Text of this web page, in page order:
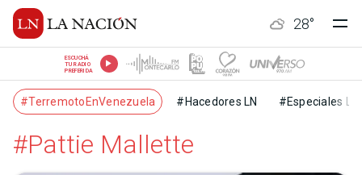
28°
ESCUCHÁ
TU RADIO
PREFERIDA
#TerremotoEnVenezuela #Hacedores LN #Especiales LN
#Pattie Mallette